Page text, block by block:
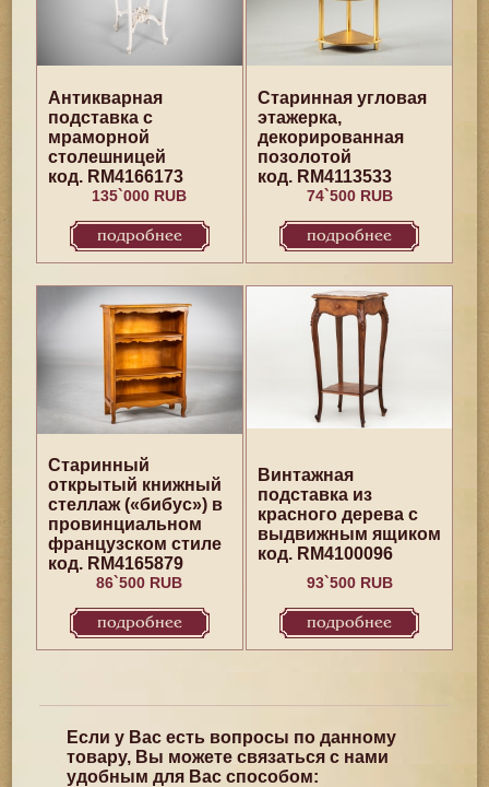
Антикварная
подставка с
мраморной
столешницей
код. RM4166173
135`000 RUB
подробнее
Старинная угловая
этажерка,
декорированная
позолотой
код. RM4113533
74`500 RUB
подробнее
Старинный
открытый книжный
стеллаж («бибус») в
провинциальном
французском стиле
код. RM4165879
86`500 RUB
подробнее
Винтажная
подставка из
красного дерева с
выдвижным ящиком
код. RM4100096
93`500 RUB
подробнее
Если у Вас есть вопросы по данному
товару, Вы можете связаться с нами
удобным для Вас способом: